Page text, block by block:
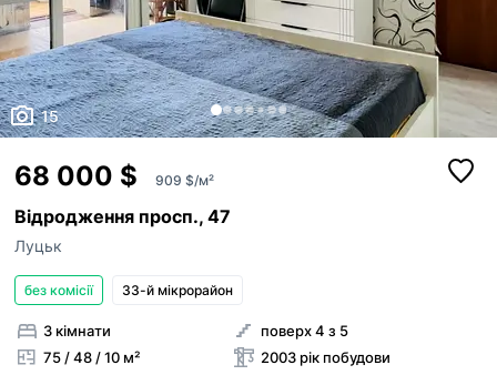
15
68 000 $ 909 $/м²
Відродження просп., 47
Луцьк
без комісії 33-й мікрорайон
3 кімнати
75 / 48 / 10 м²
поверх 4 з 5
2003 рік побудови